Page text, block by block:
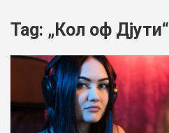
Tag: „Кол оф Дјути“